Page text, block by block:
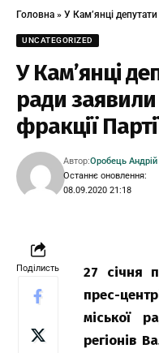
Головна » У Кам’янці депутати
UNCATEGORIZED
У Кам’янці
ради
фракції
Останнє оновлення:
08.09.2020 21:18
Автор:Оробець Андрій
Поділисть
27 січня
прес-
міської
регіонів